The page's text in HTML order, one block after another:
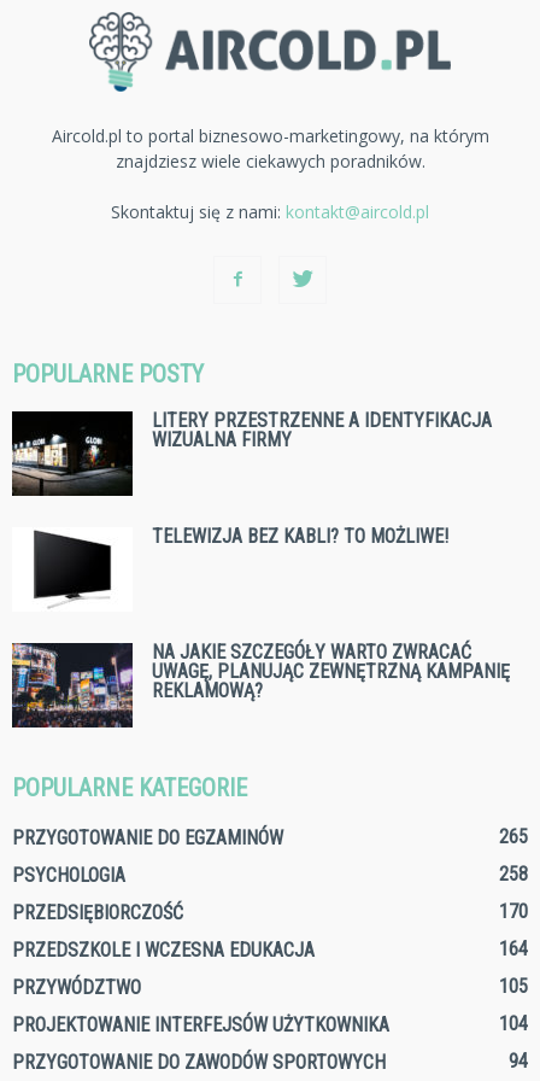
Aircold.pl to portal biznesowo-marketingowy, na którym
znajdziesz wiele ciekawych poradników.
Skontaktuj się z nami: kontakt@aircold.pl
POPULARNE POSTY
LITERY PRZESTRZENNE A IDENTYFIKACJA
WIZUALNA FIRMY
TELEWIZJA BEZ KABLI? TO MOŻLIWE!
NA JAKIE SZCZEGÓŁY WARTO ZWRACAĆ
UWAGĘ, PLANUJĄC ZEWNĘTRZNĄ KAMPANIĘ
REKLAMOWĄ?
POPULARNE KATEGORIE
PRZYGOTOWANIE DO EGZAMINÓW
265
PSYCHOLOGIA
258
PRZEDSIĘBIORCZOŚĆ
170
PRZEDSZKOLE I WCZESNA EDUKACJA
164
PRZYWÓDZTWO
105
PROJEKTOWANIE INTERFEJSÓW UŻYTKOWNIKA
104
PRZYGOTOWANIE DO ZAWODÓW SPORTOWYCH
94